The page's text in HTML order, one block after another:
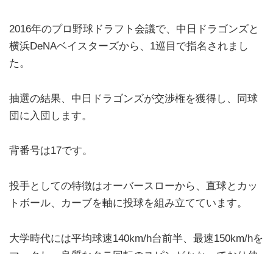
2016年のプロ野球ドラフト会議で、中日ドラゴンズと
横浜DeNAベイスターズから、1巡目で指名されまし
た。
抽選の結果、中日ドラゴンズが交渉権を獲得し、同球
団に入団します。
背番号は17です。
投手としての特徴はオーバースローから、直球とカッ
トボール、カーブを軸に投球を組み立てています。
大学時代には平均球速140km/h台前半、最速150km/hを